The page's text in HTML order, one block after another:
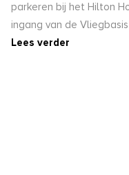
parkeren bij het Hilton
ingang van de
Lees verder